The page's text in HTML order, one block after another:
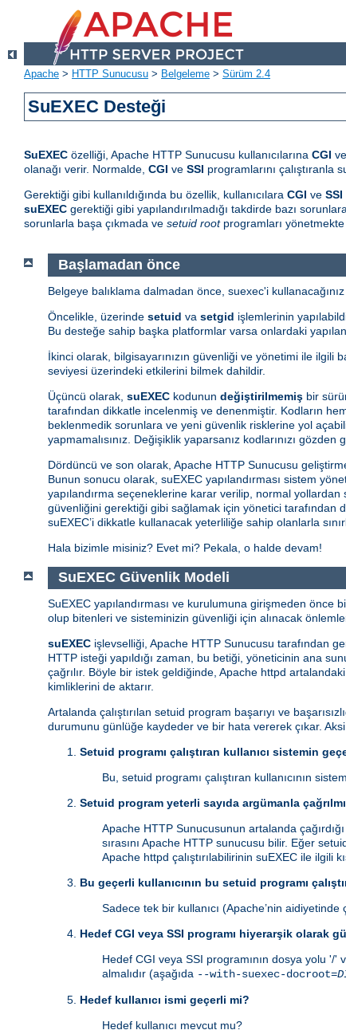
Apache > HTTP Sunucusu > Belgeleme > Sürüm 2.4
SuEXEC Desteği
SuEXEC özelliği, Apache HTTP Sunucusu kullanıcılarına CGI ve
olanağı verir. Normalde, CGI ve SSI programlarını çalıştıranla
Gerektiği gibi kullanıldığında bu özellik, kullanıcılara CGI ve SSI
suEXEC gerektiği gibi yapılandırılmadığı takdirde bazı
sorunlarla başa çıkmada ve setuid rootprogramları
Başlamadan önce
Belgeye balıklama dalmadan önce, suexec'i
Öncelikle, üzerinde setuid va setgid işlemlerinin
Bu desteğe sahip başka platformlar varsa onlardaki
İkinci olarak, bilgisayarınızın güvenliği ve yönetimi ile ilgili
seviyesi üzerindeki etkilerini bilmek dahildir.
Üçüncü olarak, suEXEC kodunun değiştirilmemiş bir
tarafından dikkatle incelenmiş ve denenmiştir. Kodların
beklenmedik sorunlara ve yeni güvenlik risklerine yol
yapmamalısınız. Değişiklik yaparsanız kodlarınızı
Dördüncü ve son olarak, Apache HTTP Sunucusu
Bunun sonucu olarak, suEXEC yapılandırması sistem
yapılandırma seçeneklerine karar verilip, normal yollardan
güvenliğini gerektiği gibi sağlamak için yönetici tarafından
suEXEC’i dikkatle kullanacak yeterliliğe sahip olanlarla
Hala bizimle misiniz? Evet mi? Pekala, o halde devam!
SuEXEC Güvenlik Modeli
SuEXEC yapılandırması ve kurulumuna girişmeden önce
olup bitenleri ve sisteminizin güvenliği için alınacak
suEXEC işlevselliği, Apache HTTP Sunucusu tarafından
HTTP isteği yapıldığı zaman, bu betiği, yöneticinin ana
çağrılır. Böyle bir istek geldiğinde, Apache httpd
kimliklerini de aktarır.
Artalanda çalıştırılan setuid program başarıyı ve
durumunu günlüğe kaydeder ve bir hata vererek çıkar.
Setuid programı çalıştıran kullanıcı sistemin
Bu, setuid programı çalıştıran kullanıcının
Setuid program yeterli sayıda argümanla
Apache HTTP Sunucusunun artalanda
sırasını Apache HTTP sunucusu bilir. Eğer
Apache httpd çalıştırılabilirinin suEXEC ile ilgili
Bu geçerli kullanıcının bu setuid programı
Sadece tek bir kullanıcı (Apache’nin aidiyetinde
Hedef CGI veya SSI programı hiyerarşik olarak
Hedef CGI veya SSI programının dosya yolu '/
almalıdır (aşağıda --with-suexec-docroot=
Hedef kullanıcı ismi geçerli mi?
Hedef kullanıcı mevcut mu?